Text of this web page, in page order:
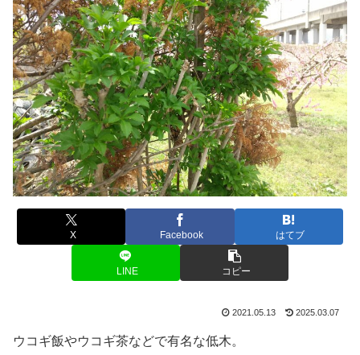
X Facebook はてブ
LINE コピー
2021.05.13 2025.03.07
ウコギ飯やウコギ茶などで有名な低木。